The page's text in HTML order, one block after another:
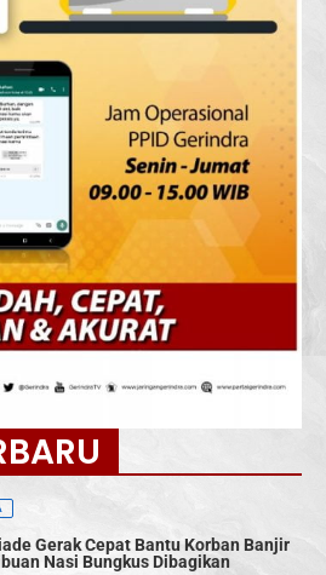
Gerak Cepat Bantu Korban Banjir
Nasi Bungkus Dibagikan